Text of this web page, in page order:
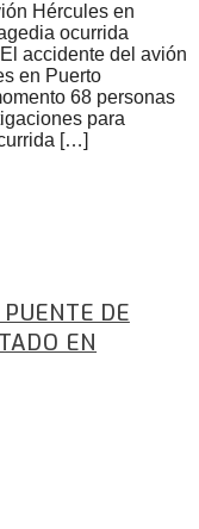
Hércules en
ocurrida
accidente del avión
en Puerto
68 personas
para
[…]
DE
EN